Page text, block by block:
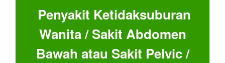
Penyakit Ketidaksuburan
Wanita / Sakit Abdomen
Bawah atau Sakit Pelvic /